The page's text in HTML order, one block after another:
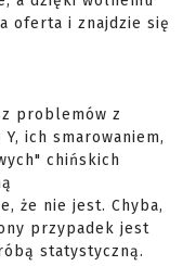
oferta i znajdzie się
problemów z
ich smarowaniem,
chińskich
że nie jest. Chyba,
przypadek jest
statystyczną.